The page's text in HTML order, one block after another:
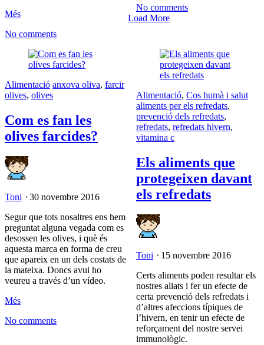
Més
No comments
No comments
Alimentació anxova oliva, farcir
olives, olives
Com es fan les
olives farcides?
Toni ⋅ 30 novembre 2016
Segur que tots nosaltres ens hem
preguntat alguna vegada com es
desossen les olives, i què és
aquesta marca en forma de creu
que apareix en un dels costats de
la mateixa. Doncs avui ho
veureu a través d’un vídeo.
Més
No comments
Alimentació, Cos humà i salut
aliments per els refredats,
prevenció dels refredats,
refredats, refredats hivern,
vitamina c
Els aliments que
protegeixen davant
els refredats
Toni ⋅ 15 novembre 2016
Certs aliments poden resultar els
nostres aliats i fer un efecte de
certa prevenció dels refredats i
d’altres afeccions típiques de
l’hivern, en tenir un efecte de
reforçament del nostre servei
immunològic.
Load More